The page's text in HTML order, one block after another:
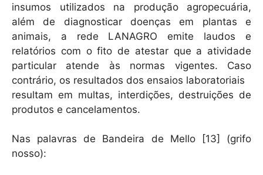
insumos utilizados na produção agropecuária,
além de diagnosticar doenças em plantas e
animais, a rede LANAGRO emite laudos e
relatórios com o fito de atestar que a atividade
particular atende às normas vigentes. Caso
contrário, os resultados dos ensaios laboratoriais
resultam em multas, interdições, destruições de
produtos e cancelamentos.
Nas palavras de Bandeira de Mello [13] (grifo
nosso):